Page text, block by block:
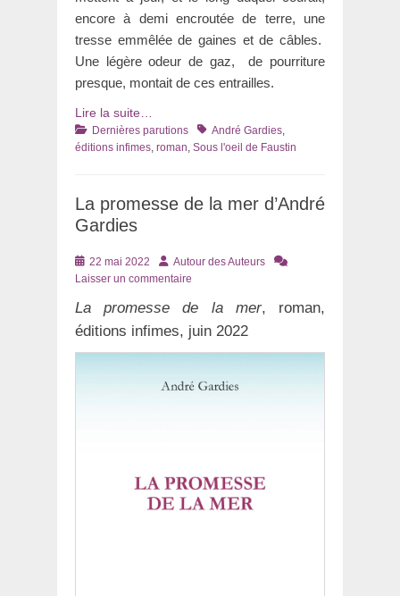
encore à demi encroutée de terre, une
tresse emmêlée de gaines et de câbles.
Une légère odeur de gaz, de pourriture
presque, montait de ces entrailles.
Lire la suite…
Catégories
Dernières parutions TagsAndré Gardies
éditions infimes roman Sous l'oeil de Faustin
La promesse de la mer d’André
Gardies
Posté
le
22 mai 2022 AuteurAutour des Auteurs
Laisser un commentaire
La promesse de la mer, roman,
éditions infimes, juin 2022